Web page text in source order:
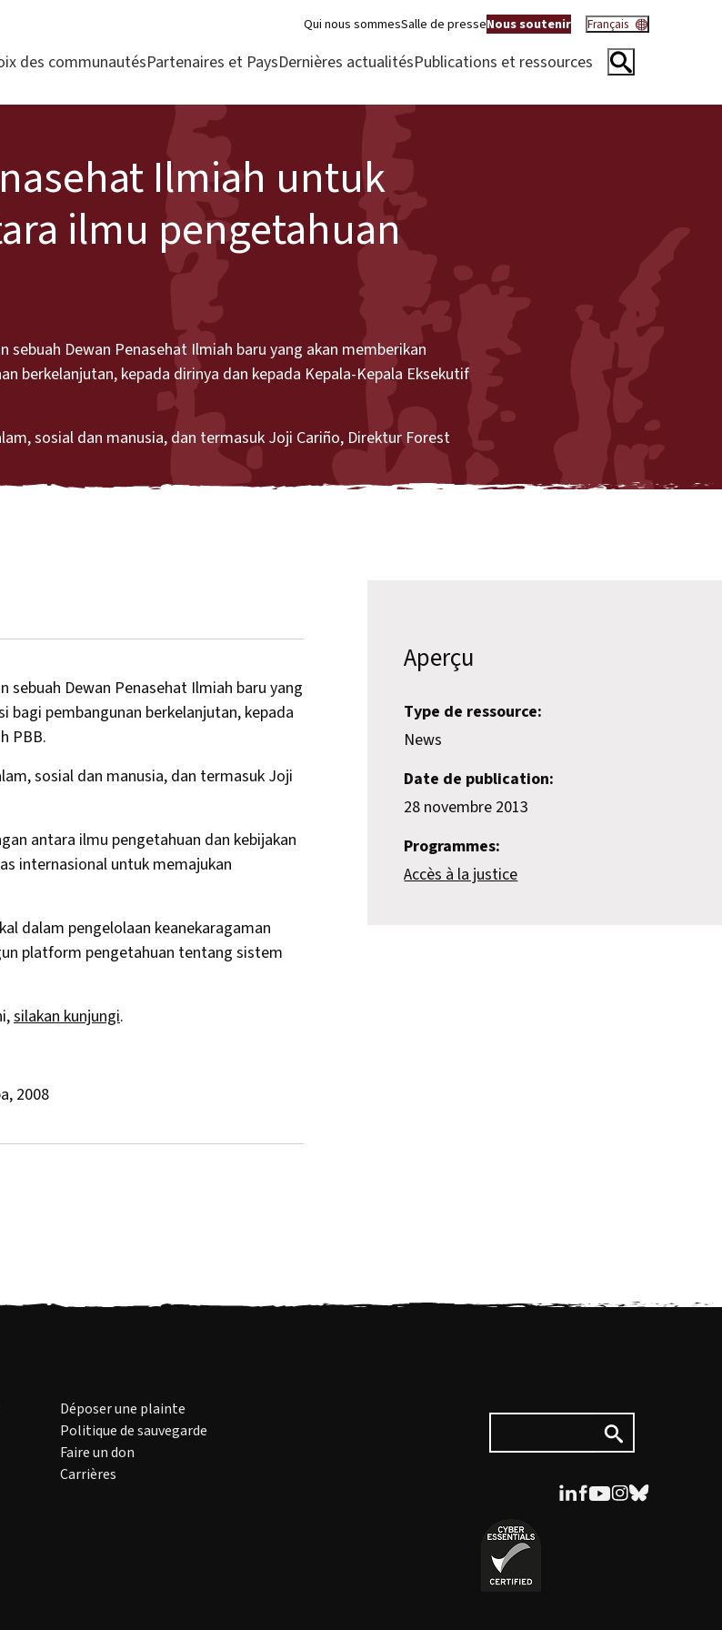
Qui nous sommesSalle de presseNous soutenir Français
des communautésPartenaires et PaysDernières actualitésPublications et ressources
Ilmiah untuk
ilmu pengetahuan
Dewan Penasehat Ilmiah baru yang akan memberikan
berkelanjutan, kepada dirinya dan kepada Kepala-Kepala Eksekutif
sosial dan manusia, dan termasuk Joji Cariño, Direktur Forest
Dewan Penasehat Ilmiah baru yang
pembangunan berkelanjutan, kepada
PBB.
sosial dan manusia, dan termasuk Joji
antara ilmu pengetahuan dan kebijakan
internasional untuk memajukan
dalam pengelolaan keanekaragaman
platform pengetahuan tentang sistem
silakan kunjungi.
2008
Aperçu
Type de ressource:
News
Date de publication:
28 novembre 2013
Programmes:
Accès à la justice
Déposer une plainte
Politique de sauvegarde
Faire un don
Carrières